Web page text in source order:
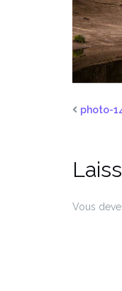
photo-
Vous